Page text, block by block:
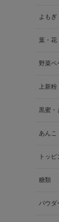
よもぎ
葉・花
野菜ペ
上新
黒蜜・
あんこ
トッ
糖類
パウダ